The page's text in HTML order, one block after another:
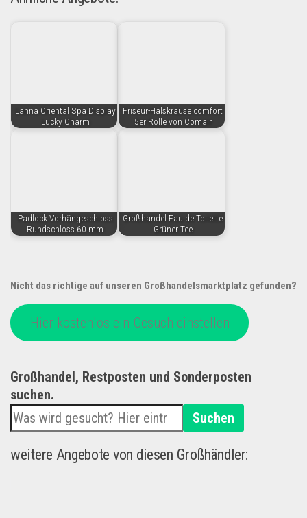
Lanna Oriental Spa Display
Lucky Charm
Friseur-Halskrause comfort
5er Rolle von Comair
Padlock Vorhängeschloss
Rundschloss 60 mm
Großhandel Eau de Toilette
Grüner Tee
Nicht das richtige auf unseren Großhandelsmarktplatz gefunden?
Hier kostenlos ein Gesuch einstellen
Großhandel, Restposten und Sonderposten
suchen.
Suchen
weitere Angebote von diesen Großhändler: